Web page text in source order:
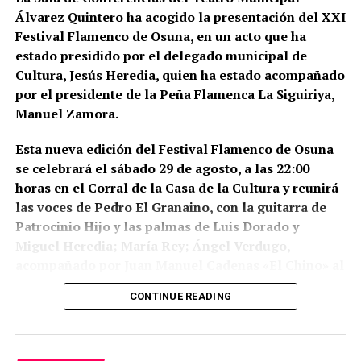
Puebla de Cazalla, Valencia, Badajoz y Córdoba,
además del registro de un domicilio particular en La
Puebla de Cazalla. La información oficial no precisa,
al menos por ahora, cuántas de las nueve empresas
registradas se encontraban concretamente en el
municipio sevillano, por lo que no sería correcto
La operación se desarrolló bajo la dirección de la
Sección Civil y de Instrucción del Tribunal de
Instancia de Morón de la Frontera, plaza número 2,
órgano judicial competente en la investigación. La
existencia y actual denominación de este Tribunal
Ministerio de Justicia.
sociedades
Álvarez Quintero ha acogido la presentación del XXI
Festival Flamenco de Osuna, en un acto que ha
estado presidido por el delegado municipal de
Cultura, Jesús Heredia, quien ha estado acompañado
por el presidente de la Peña Flamenca La Siguiriya,
Manuel Zamora.
Esta nueva edición del Festival Flamenco de Osuna
se celebrará el sábado 29 de agosto, a las 22:00
horas en el Corral de la Casa de la Cultura y reunirá
las voces de Pedro El Granaino, con la guitarra de
Patrocinio Hijo y las palmas de Luis Dorado y
Miguel Heredia; María Rey; Ángel Verdugo,
toque y María José e Isabel León a las palmas y
Montse Cortés acompañada por la guitarra de
CONTINUE READING